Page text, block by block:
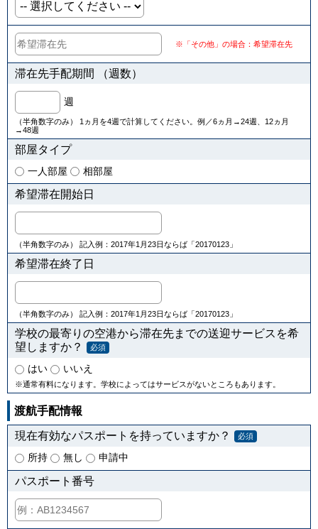
※「その他」の場合：希望滞在先
滞在先手配期間 （週数）
週
（半角数字のみ） 1ヵ月を4週で計算してください。例／6ヵ月→24週、12ヵ月
→48週
部屋タイプ
一人部屋 相部屋
希望滞在開始日
（半角数字のみ） 記入例：2017年1月23日ならば「20170123」
希望滞在終了日
（半角数字のみ） 記入例：2017年1月23日ならば「20170123」
学校の最寄りの空港から滞在先までの送迎サービスを希
望しますか？
必須
はい いいえ
※通常有料になります。学校によってはサービスがないところもあります。
渡航手配情報
現在有効なパスポートを持っていますか？ 必須
所持 無し 申請中
パスポート番号